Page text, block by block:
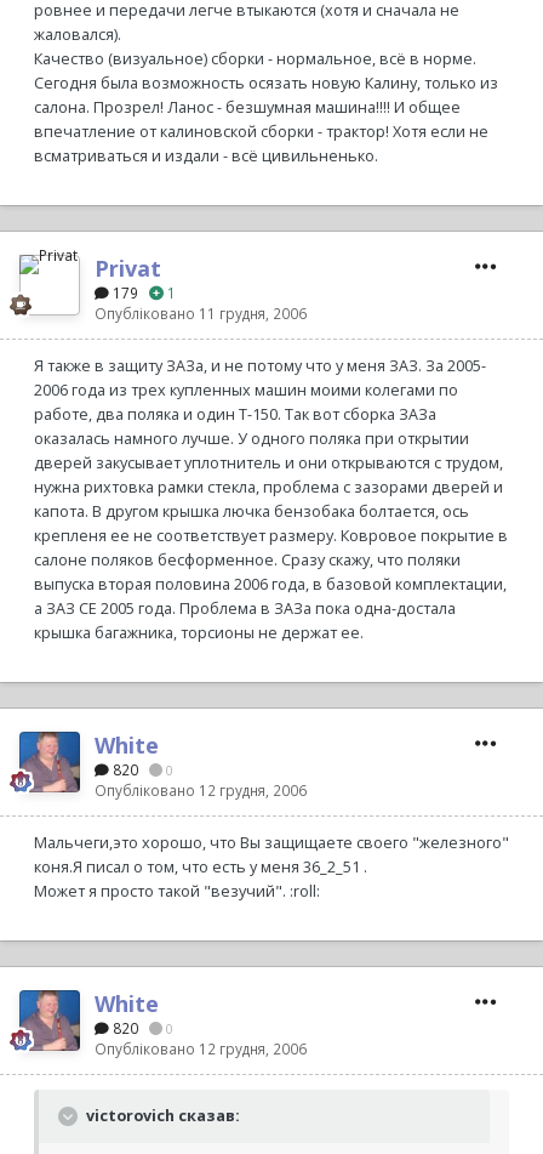
ровнее и передачи легче втыкаются (хотя и сначала не
жаловался).
Качество (визуальное) сборки - нормальное, всё в норме.
Сегодня была возможность осязать новую Калину, только из
салона. Прозрел! Ланос - безшумная машина!!!! И общее
впечатление от калиновской сборки - трактор! Хотя если не
всматриваться и издали - всё цивильненько.
Privat
179
1
Опубліковано 11 грудня, 2006
Я также в защиту ЗАЗа, и не потому что у меня ЗАЗ. За 2005-
2006 года из трех купленных машин моими колегами по
работе, два поляка и один Т-150. Так вот сборка ЗАЗа
оказалась намного лучше. У одного поляка при открытии
дверей закусывает уплотнитель и они открываются с трудом,
нужна рихтовка рамки стекла, проблема с зазорами дверей и
капота. В другом крышка лючка бензобака болтается, ось
крепленя ее не соответствует размеру. Ковровое покрытие в
салоне поляков бесформенное. Сразу скажу, что поляки
выпуска вторая половина 2006 года, в базовой комплектации,
а ЗАЗ СЕ 2005 года. Проблема в ЗАЗа пока одна-достала
крышка багажника, торсионы не держат ее.
White
820 0
Опубліковано 12 грудня, 2006
Мальчеги,это хорошо, что Вы защищаете своего "железного"
коня.Я писал о том, что есть у меня 36_2_51 .
Может я просто такой "везучий". :roll:
White
820 0
Опубліковано 12 грудня, 2006
victorovich сказав: